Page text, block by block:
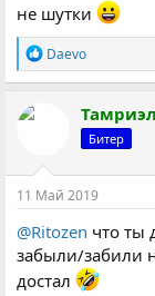
не шутки
Р
е
а
:
Daevo
Битер
11 Май 2019
@Ritozen что ты
забыли/забили
достал